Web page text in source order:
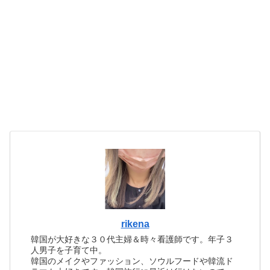
rikena
韓国が大好きな３０代主婦＆時々看護師です。年子３
人男子を子育て中。
韓国のメイクやファッション、ソウルフードや韓流ド